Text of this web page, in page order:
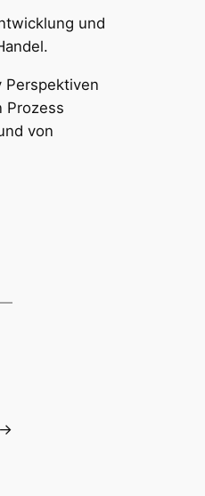
und
Perspektiven
Prozess
von
→